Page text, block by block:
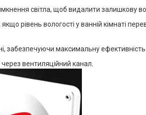
світла, щоб видалити залишкову
рівень вологості у ванній кімнаті
забезпечуючи максимальну ефективність
вентиляційний канал.